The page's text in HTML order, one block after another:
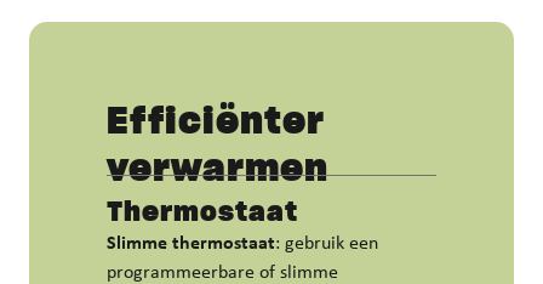
Efficiënter
verwarmen
Thermostaat
Slimme thermostaat: gebruik een
programmeerbare of slimme